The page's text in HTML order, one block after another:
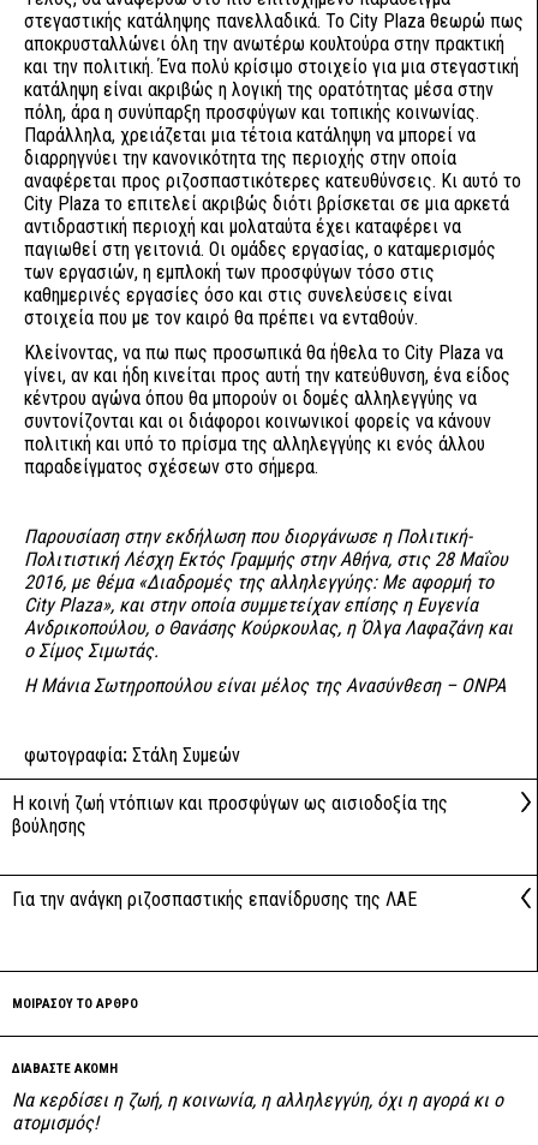
στεγαστικής κατάληψης πανελλαδικά. Το City Plaza θεωρώ πως
αποκρυσταλλώνει όλη την ανωτέρω κουλτούρα στην πρακτική
και την πολιτική. Ένα πολύ κρίσιμο στοιχείο για μια στεγαστική
κατάληψη είναι ακριβώς η λογική της ορατότητας μέσα στην
πόλη, άρα η συνύπαρξη προσφύγων και τοπικής κοινωνίας.
Παράλληλα, χρειάζεται μια τέτοια κατάληψη να μπορεί να
διαρρηγνύει την κανονικότητα της περιοχής στην οποία
αναφέρεται προς ριζοσπαστικότερες κατευθύνσεις. Κι αυτό το
City Plaza το επιτελεί ακριβώς διότι βρίσκεται σε μια αρκετά
αντιδραστική περιοχή και μολαταύτα έχει καταφέρει να
παγιωθεί στη γειτονιά. Οι ομάδες εργασίας, ο καταμερισμός
των εργασιών, η εμπλοκή των προσφύγων τόσο στις
καθημερινές εργασίες όσο και στις συνελεύσεις είναι
στοιχεία που με τον καιρό θα πρέπει να ενταθούν.
Κλείνοντας, να πω πως προσωπικά θα ήθελα το City Plaza να
γίνει, αν και ήδη κινείται προς αυτή την κατεύθυνση, ένα είδος
κέντρου αγώνα όπου θα μπορούν οι δομές αλληλεγγύης να
συντονίζονται και οι διάφοροι κοινωνικοί φορείς να κάνουν
πολιτική και υπό το πρίσμα της αλληλεγγύης κι ενός άλλου
παραδείγματος σχέσεων στο σήμερα.
Παρουσίαση στην εκδήλωση που διοργάνωσε η Πολιτική-
Πολιτιστική Λέσχη Εκτός Γραμμής στην Αθήνα, στις 28 Μαΐου
2016, με θέμα «Διαδρομές της αλληλεγγύης: Με αφορμή το
City Plaza», και στην οποία συμμετείχαν επίσης η Ευγενία
Ανδρικοπούλου, ο Θανάσης Κούρκουλας, η Όλγα Λαφαζάνη και
ο Σίμος Σιμωτάς.
Η Μάνια Σωτηροπούλου είναι μέλος της Ανασύνθεση – ΟΝΡΑ
φωτογραφία: Στάλη Συμεών
Η κοινή ζωή ντόπιων και προσφύγων ως αισιοδοξία της
βούλησης
Για την ανάγκη ριζοσπαστικής επανίδρυσης της ΛΑΕ
ΜΟΙΡΑΣΟΥ ΤΟ ΑΡΘΡΟ
ΔΙΑΒΑΣΤΕ ΑΚΟΜΗ
Να κερδίσει η ζωή, η κοινωνία, η αλληλεγγύη, όχι η αγορά κι ο
ατομισμός!